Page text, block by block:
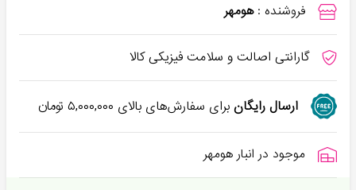
فروشنده : هومهر
گارانتی اصالت و سلامت فیزیکی کالا
ارسال رایگانبرای سفارش‌های بالای ۵,۰۰۰,۰۰۰تومان
موجود در انبار هومهر